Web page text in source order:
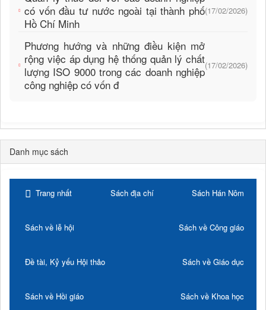
có vốn đầu tư nước ngoài tại thành phố
Hồ Chí Minh
(17/02/2026)
Phương hướng và những điều kiện mở
rộng việc áp dụng hệ thống quản lý chất
lượng ISO 9000 trong các doanh nghiệp
công nghiệp có vốn đ
(17/02/2026)
Danh mục sách
Trang nhất Sách địa chí Sách Hán Nôm
Sách về lễ hội Sách về Công giáo
Đề tài, Kỷ yếu Hội thảo Sách về Giáo dục
Sách về Hồi giáo Sách về Khoa học